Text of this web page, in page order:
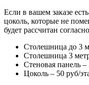
Если в вашем заказе
цоколь, которые не
будет рассчитан
Столешница до 3
Столешница 3
Стеновая панель
Цоколь – 50 руб/